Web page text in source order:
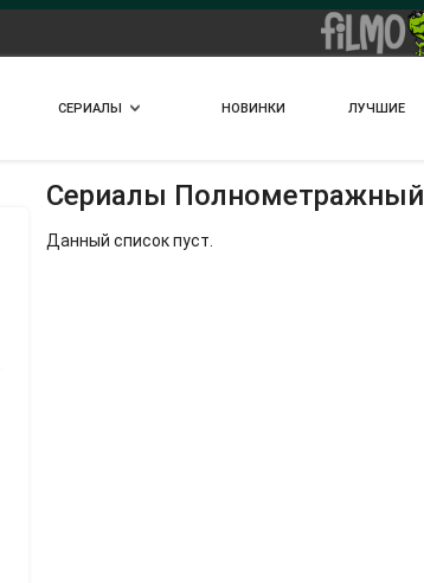
СЕРИАЛЫ НОВИНКИ ЛУЧШИЕ
Сериалы Полнометражный
Данный список пуст.